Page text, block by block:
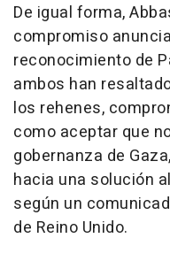
De igual forma,
compromiso
reconocimiento de
ambos han
los rehenes,
como aceptar que
gobernanza de
hacia una solución
según un
de Reino Unido.